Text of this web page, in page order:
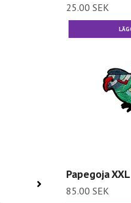
25.00 SEK
Papegoja XXL
85.00 SEK